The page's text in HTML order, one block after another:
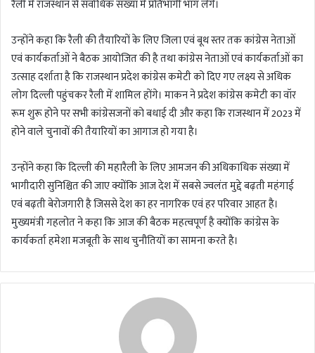
रैली में राजस्थान से सर्वाधिक संख्या में प्रतिभागी भाग लेंगे।
उन्होंने कहा कि रैली की तैयारियों के लिए जिला एवं बूथ स्तर तक कांग्रेस नेताओं
एवं कार्यकर्ताओं ने बैठक आयोजित की है तथा कांग्रेस नेताओं एवं कार्यकर्ताओं का
उत्साह दर्शाता है कि राजस्थान प्रदेश कांग्रेस कमेटी को दिए गए लक्ष्य से अधिक
लोग दिल्ली पहुंचकर रैली में शामिल होंगे। माकन ने प्रदेश कांग्रेस कमेटी का वॉर
रूम शुरू होने पर सभी कांग्रेसजनों को बधाई दी और कहा कि राजस्थान में 2023 में
होने वाले चुनावों की तैयारियों का आगाज हो गया है।
उन्होंने कहा कि दिल्ली की महारैली के लिए आमजन की अधिकाधिक संख्या में
भागीदारी सुनिश्चित की जाए क्योंकि आज देश में सबसे ज्वलंत मुद्दे बढ़ती महंगाई
एवं बढ़ती बेरोजगारी है जिससे देश का हर नागरिक एवं हर परिवार आहत है।
मुख्यमंत्री गहलोत ने कहा कि आज की बैठक महत्वपूर्ण है क्योंकि कांग्रेस के
कार्यकर्ता हमेशा मजबूती के साथ चुनौतियों का सामना करते है।